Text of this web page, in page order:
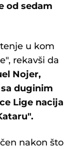
od sedam
u kom
rekavši da
Nojer,
duginim
Lige nacija
nakon što